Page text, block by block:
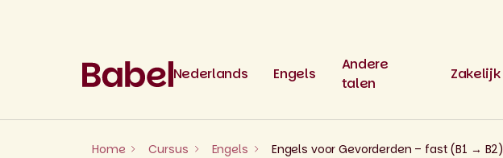
Nederlands
Engels
Andere
talen
Zakelijk
Home Cursus Engels Engels voor Gevorderden – fast (B1 → B2)